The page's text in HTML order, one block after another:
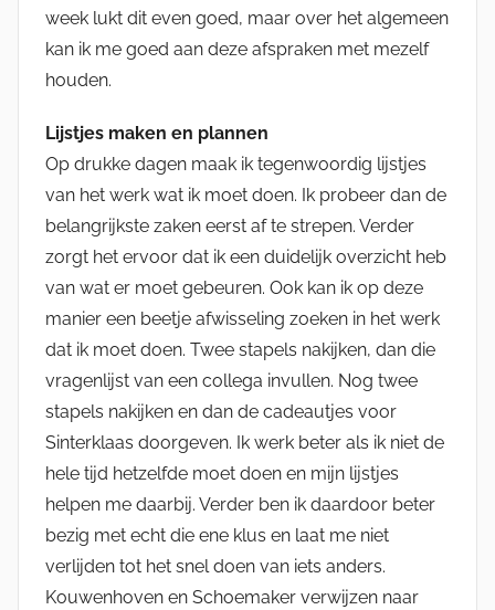
week lukt dit even goed, maar over het algemeen
kan ik me goed aan deze afspraken met mezelf
houden.
Lijstjes maken en plannen
Op drukke dagen maak ik tegenwoordig lijstjes
van het werk wat ik moet doen. Ik probeer dan de
belangrijkste zaken eerst af te strepen. Verder
zorgt het ervoor dat ik een duidelijk overzicht heb
van wat er moet gebeuren. Ook kan ik op deze
manier een beetje afwisseling zoeken in het werk
dat ik moet doen. Twee stapels nakijken, dan die
vragenlijst van een collega invullen. Nog twee
stapels nakijken en dan de cadeautjes voor
Sinterklaas doorgeven. Ik werk beter als ik niet de
hele tijd hetzelfde moet doen en mijn lijstjes
helpen me daarbij. Verder ben ik daardoor beter
bezig met echt die ene klus en laat me niet
verlijden tot het snel doen van iets anders.
Kouwenhoven en Schoemaker verwijzen naar